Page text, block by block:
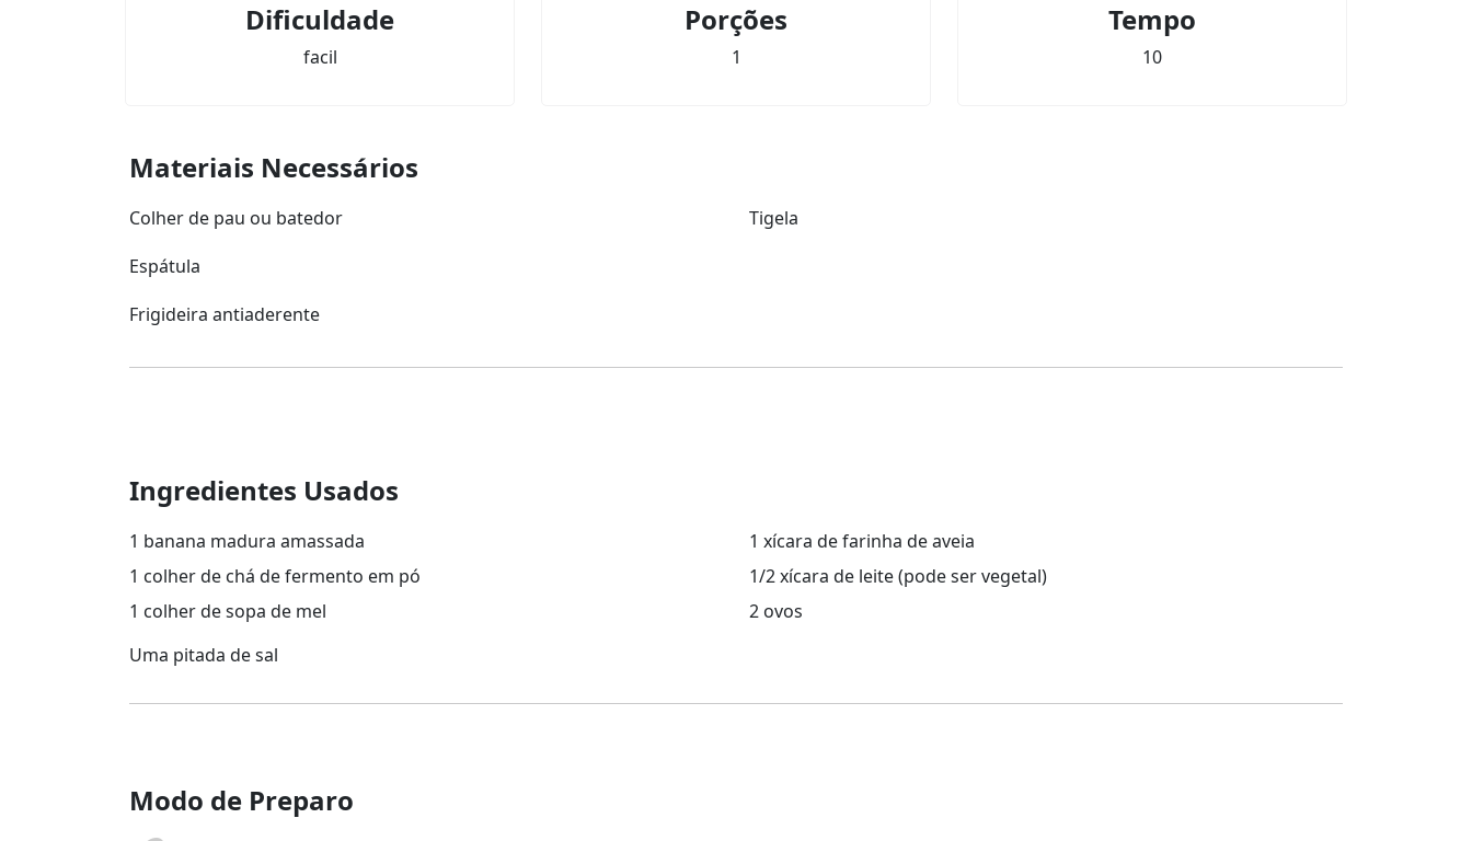
Dificuldade
facil
Porções
1
Tempo
10
Materiais Necessários
Colher de pau ou batedor
Espátula
Frigideira antiaderente
Tigela
Ingredientes Usados
1 banana madura amassada
1 colher de chá de fermento em pó
1 colher de sopa de mel
1 xícara de farinha de aveia
1/2 xícara de leite (pode ser vegetal)
2 ovos
Uma pitada de sal
Modo de Preparo